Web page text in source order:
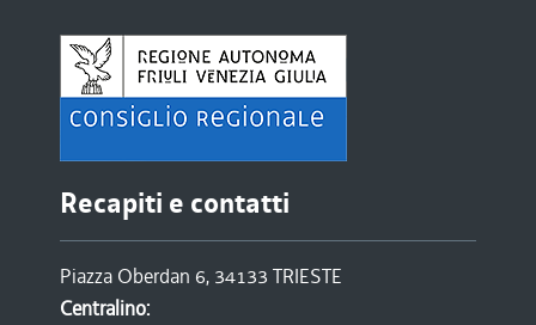
Recapiti e contatti
Piazza Oberdan 6, 34133 TRIESTE
Centralino: